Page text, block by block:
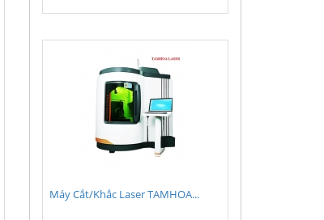
Máy Cắt/Khắc Laser TAMHOA...